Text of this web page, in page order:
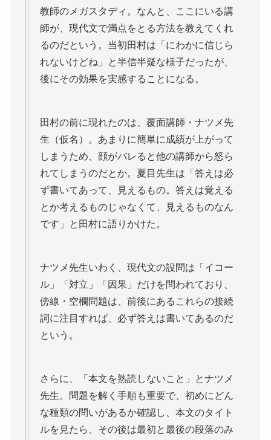
教師のメガスタディ。なんと、ここにいる講
師が、現代文で満点をとる方法を教えてくれ
るのだという。当初田村は「にわかに信じら
れないけどね」と半信半疑な様子だったが、
後にその効果を実感することになる。
田村の前に現れたのは、覆面講師・ナツメ先
生（仮名）。あまりに簡単に成績が上がって
しまうため、顔がバレると他の講師から怒ら
れてしまうのだとか。夏目先生は「答えは必
ず書いてあって、見えるもの。答えは覚える
とか考えるものじゃなくて、見えるものなん
です」と田村に語りかけた。
ナツメ先生いわく、現代文の設問は「イコー
ル」「対立」「因果」だけを問われており、
傍線・空欄問題は、前後にあるこれらの接続
詞に注目すれば、必ず答えは書いてあるのだ
という。
さらに、「本文を熟読しないこと」とナツメ
先生。問題を解く手順も重要で、初めにどん
な種類の問いがあるか確認し、本文のタイト
ルを見たら、その後は最初と最後の段落のみ